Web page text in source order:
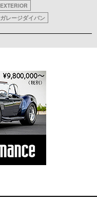
EXTERIOR
ガレージダイバン